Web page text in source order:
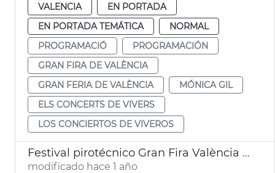
VALENCIA
EN PORTADA
EN PORTADA TEMÁTICA
NORMAL
PROGRAMACIÓ
PROGRAMACIÓN
GRAN FIRA DE VALÈNCIA
GRAN FERIA DE VALÈNCIA
MÓNICA GIL
ELS CONCERTS DE VIVERS
LOS CONCIERTOS DE VIVEROS
Festival pirotécnico Gran Fira València 2025
modificado hace 1 año